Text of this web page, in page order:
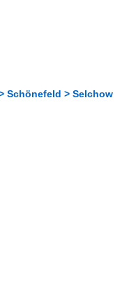
Schönefeld > Selchow